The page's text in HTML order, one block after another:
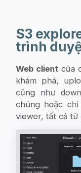
S3
trình
Web client của
khám phá,
cũng như
chúng hoặc
viewer, tất cả từ